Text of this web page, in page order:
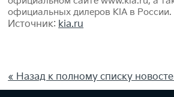
официальных дилеров KIA в России.
Источник: kia.ru
« Назад к полному списку